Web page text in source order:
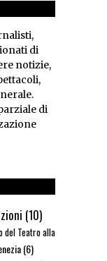
di
notizie,
di
(10)
del Teatro alla
(6)